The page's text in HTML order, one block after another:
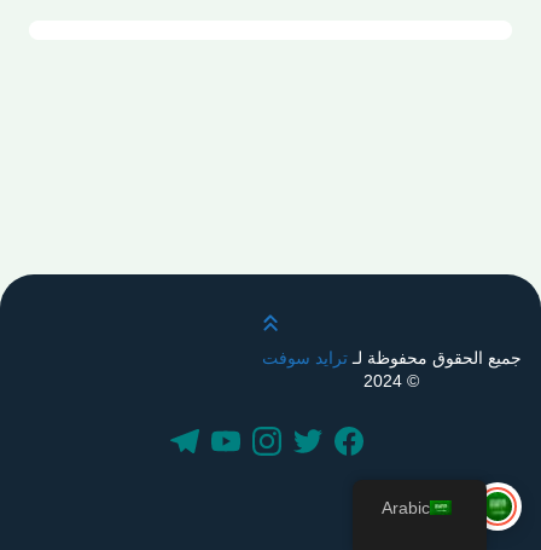
قم بالتمرير لأعلى
جميع الحقوق محفوظة لـترايد سوفت
© 2024
Arabic